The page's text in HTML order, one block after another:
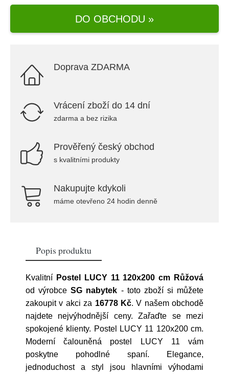
DO OBCHODU »
Doprava ZDARMA
Vrácení zboží do 14 dní
zdarma a bez rizika
Prověřený český obchod
s kvalitními produkty
Nakupujte kdykoli
máme otevřeno 24 hodin denně
Popis produktu
Kvalitní Postel LUCY 11 120x200 cm Růžová
od výrobceSG nabytek - toto zboží si můžete
zakoupit v akci za 16778 Kč. V našem obchodě
najdete nejvýhodnější ceny. Zařaďte se mezi
spokojené klienty. Postel LUCY 11 120x200 cm.
Moderní čalouněná postel LUCY 11 vám
poskytne pohodlné spaní. Elegance,
jednoduchost a styl jsou hlavními výhodami